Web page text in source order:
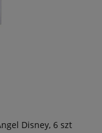
Disney, 6 szt